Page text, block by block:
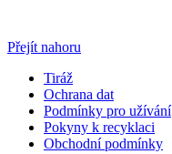
Přejít nahoru
Tiráž
Ochrana dat
Podmínky pro užívání
Pokyny k recyklaci
Obchodní podmínky